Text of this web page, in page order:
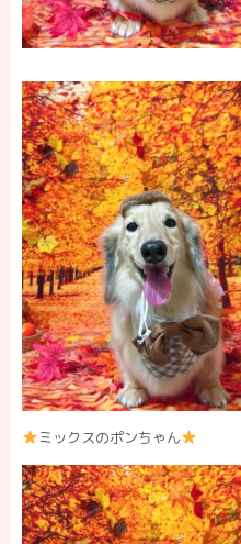
ミックスのポンちゃん